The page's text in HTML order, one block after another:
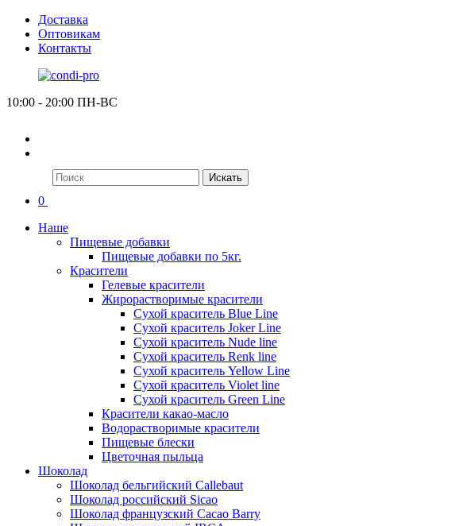
Доставка
Оптовикам
Контакты
10:00 - 20:00 ПН-ВС
Искать
0
Наше
Пищевые добавки
Пищевые добавки по 5кг.
Красители
Гелевые красители
Жирорастворимые красители
Сухой краситель Blue Line
Сухой краситель Joker Line
Сухой краситель Nude line
Сухой краситель Renk line
Сухой краситель Yellow Line
Сухой краситель Violet line
Сухой краситель Green Line
Красители какао-масло
Водорастворимые красители
Пищевые блески
Цветочная пыльца
Шоколад
Шоколад бельгийский Callebaut
Шоколад российский Sicao
Шоколад французский Cacao Barry